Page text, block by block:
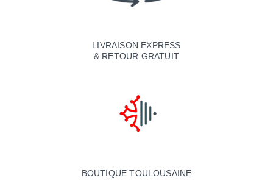
LIVRAISON EXPRESS
& RETOUR GRATUIT
BOUTIQUE TOULOUSAINE